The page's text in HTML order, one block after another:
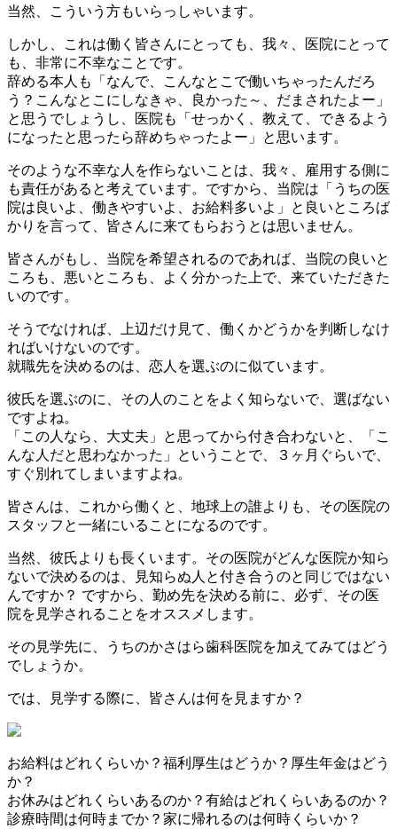
当然、こういう方もいらっしゃいます。
しかし、これは働く皆さんにとっても、我々、医院にとって
も、非常に不幸なことです。
辞める本人も「なんで、こんなとこで働いちゃったんだろ
う？こんなとこにしなきゃ、良かった～、だまされたよー」
と思うでしょうし、医院も「せっかく、教えて、できるよう
になったと思ったら辞めちゃったよー」と思います。
そのような不幸な人を作らないことは、我々、雇用する側に
も責任があると考えています。ですから、当院は「うちの医
院は良いよ、働きやすいよ、お給料多いよ」と良いところば
かりを言って、皆さんに来てもらおうとは思いません。
皆さんがもし、当院を希望されるのであれば、当院の良いと
ころも、悪いところも、よく分かった上で、来ていただきた
いのです。
そうでなければ、上辺だけ見て、働くかどうかを判断しなけ
ればいけないのです。
就職先を決めるのは、恋人を選ぶのに似ています。
彼氏を選ぶのに、その人のことをよく知らないで、選ばない
ですよね。
「この人なら、大丈夫」と思ってから付き合わないと、「こ
んな人だと思わなかった」ということで、３ヶ月ぐらいで、
すぐ別れてしまいますよね。
皆さんは、これから働くと、地球上の誰よりも、その医院の
スタッフと一緒にいることになるのです。
当然、彼氏よりも長くいます。その医院がどんな医院か知ら
ないで決めるのは、見知らぬ人と付き合うのと同じではない
んですか？ ですから、勤め先を決める前に、必ず、その医
院を見学されることをオススメします。
その見学先に、うちのかさはら歯科医院を加えてみてはどう
でしょうか。
では、見学する際に、皆さんは何を見ますか？
お給料はどれくらいか？福利厚生はどうか？厚生年金はどう
か？
お休みはどれくらいあるのか？有給はどれくらいあるのか？
診療時間は何時までか？家に帰れるのは何時くらいか？